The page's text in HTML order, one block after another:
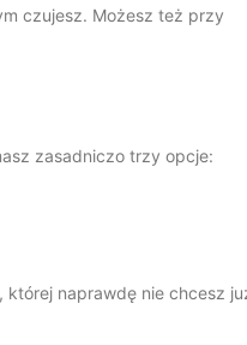
czujesz. Możesz też przy
zasadniczo trzy opcje:
której naprawdę nie chcesz